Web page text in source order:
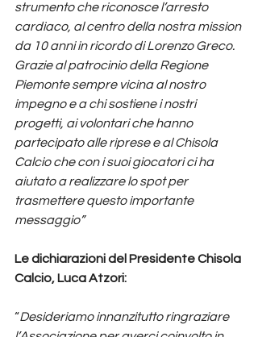
strumento che riconosce l’arresto
cardiaco, al centro della nostra mission
da 10 anni in ricordo di Lorenzo Greco.
Grazie al patrocinio della Regione
Piemonte sempre vicina al nostro
impegno e a chi sostiene i nostri
progetti, ai volontari che hanno
partecipato alle riprese e al Chisola
Calcio che con i suoi giocatori ci ha
aiutato a realizzare lo spot per
trasmettere questo importante
messaggio”
Le dichiarazioni del Presidente Chisola
Calcio, Luca Atzori:
“Desideriamo innanzitutto ringraziare